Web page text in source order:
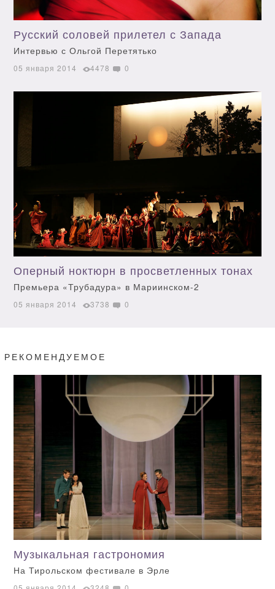
Русский соловей прилетел с Запада
Интервью с Ольгой Перетятько
05 января 2014 4478 0
Оперный ноктюрн в просветленных тонах
Премьера «Трубадура» в Мариинском-2
05 января 2014 3738 0
РЕКОМЕНДУЕМОЕ
Музыкальная гастрономия
На Тирольском фестивале в Эрле